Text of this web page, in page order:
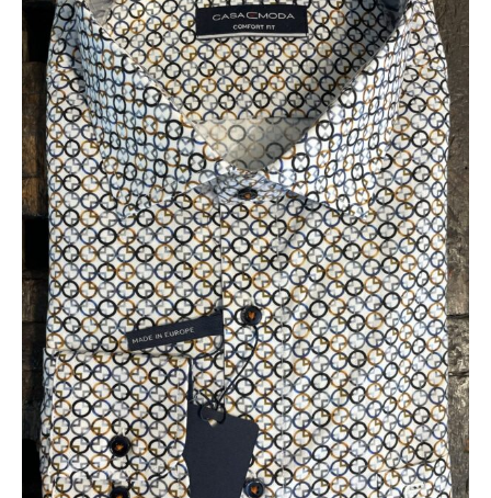
mønstret
blå/grå/brun
Menge